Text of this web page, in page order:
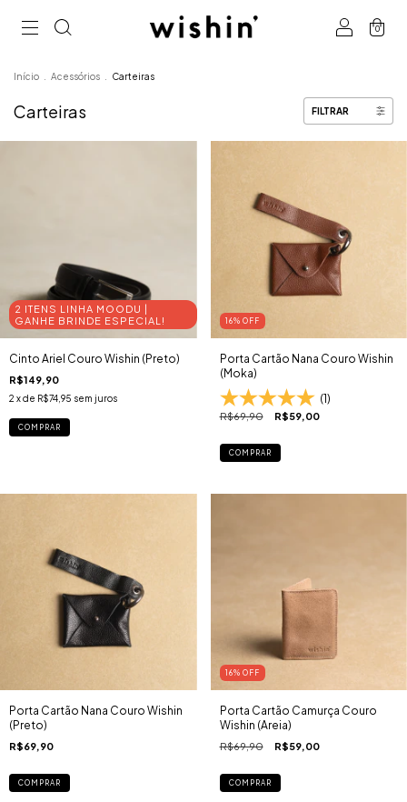
0
Início Acessórios Carteiras
Carteiras FILTRAR
2 ITENS LINHA MOODU |
GANHE BRINDE ESPECIAL!
Cinto Ariel Couro Wishin (Preto)
R$149,90
2 x de R$74,95 sem juros
COMPRAR
16% OFF
Porta Cartão Nana Couro Wishin
(Moka)
(1)
R$69,90 R$59,00
COMPRAR
Porta Cartão Nana Couro Wishin
(Preto)
R$69,90
COMPRAR
16% OFF
Porta Cartão Camurça Couro
Wishin (Areia)
R$69,90 R$59,00
COMPRAR